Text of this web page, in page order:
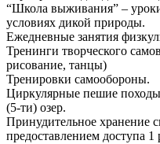
“Школа выживания” –
условиях дикой природы.
Ежедневные занятия
Тренинги творческого
рисование, танцы)
Тренировки самообороны.
Циркулярные пешие
(5-ти) озер.
Принудительное хранение
предоставлением доступа 1